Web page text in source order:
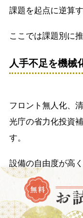
課題を起点に逆算
ここでは課題別に
人手不足を機械
フロント無人化、
光庁の省力化投資
す。
設備の自由度が高
カタログ製品で十
（カタログ注文型